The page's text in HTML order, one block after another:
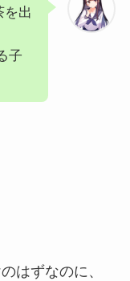
を出
子
はずなのに、